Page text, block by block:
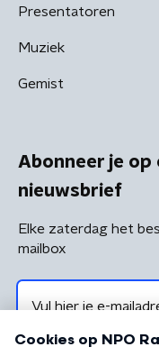
Presentatoren
Muziek
Gemist
Abonneer je op
nieuwsbrief
Elke zaterdag het
mailbox